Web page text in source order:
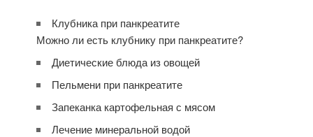
Клубника при панкреатите
Можно ли есть клубнику при панкреатите?
Диетические блюда из овощей
Пельмени при панкреатите
Запеканка картофельная с мясом
Лечение минеральной водой